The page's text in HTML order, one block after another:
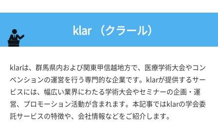
klar （クラール）
klarは、群馬県内および関東甲信越地方で、医療学術大会やコン
ベンションの運営を行う専門的な企業です。klarが提供するサー
ビスには、幅広い業界にわたる学術大会やセミナーの企画・運
営、プロモーション活動が含まれます。本記事ではklarの学会委
託サービスの特徴や、会社情報などをご紹介します。